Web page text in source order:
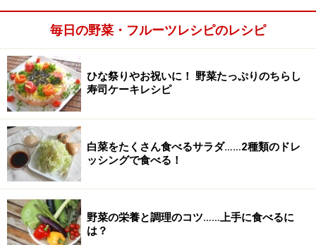
毎日の野菜・フルーツレシピのレシピ
ひな祭りやお祝いに！ 野菜たっぷりのちらし
寿司ケーキレシピ
白菜をたくさん食べるサラダ……2種類のドレ
ッシングで食べる！
野菜の栄養と調理のコツ……上手に食べるに
は？